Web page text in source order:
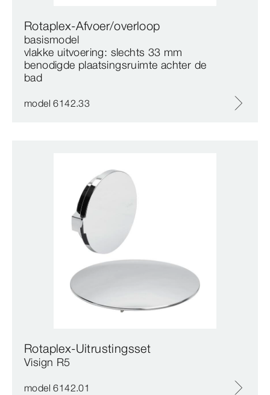
Rotaplex-Afvoer/overloop
basismodel
vlakke uitvoering: slechts 33 mm
benodigde plaatsingsruimte achter de
bad
model 6142.33
Rotaplex-Uitrustingsset
Visign R5
model 6142.01